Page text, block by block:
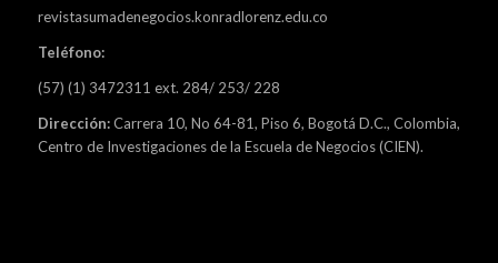
revistasumadenegocios.konradlorenz.edu.co
Teléfono:
(57) (1) 3472311 ext. 284/ 253/ 228
Dirección:Carrera 10, No 64-81, Piso 6, Bogotá D.C., Colombia,
Centro de Investigaciones de la Escuela de Negocios (CIEN).